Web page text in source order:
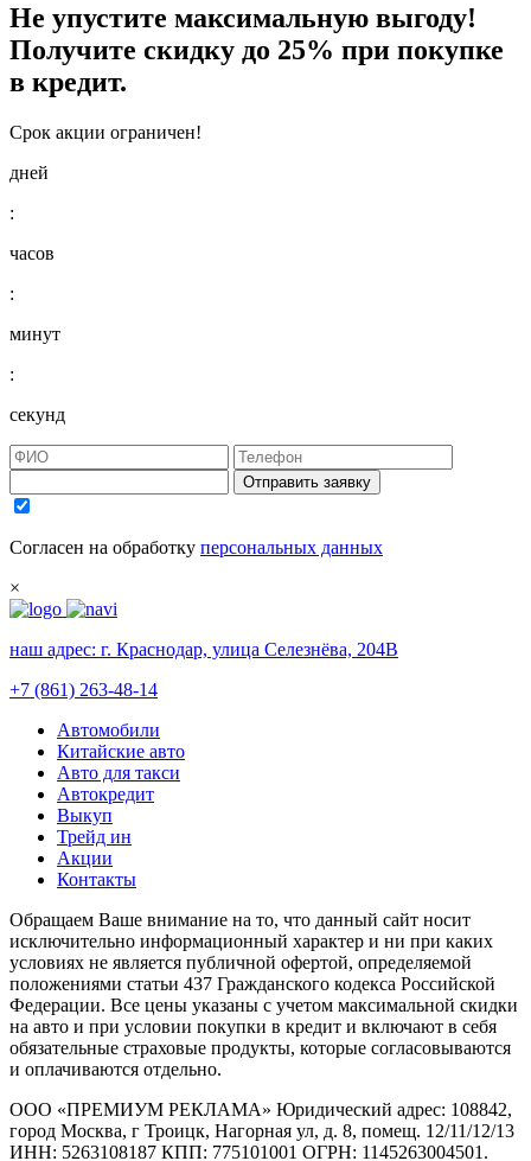
Не упустите максимальную выгоду!
Получите скидку до 25% при покупке
в кредит.
Срок акции ограничен!
дней
:
часов
:
минут
:
секунд
Отправить заявку
Согласен на обработку персональных данных
×
наш адрес: г. Краснодар, улица Селезнёва, 204В
+7 (861) 263-48-14
Автомобили
Китайские авто
Авто для такси
Автокредит
Выкуп
Трейд ин
Акции
Контакты
Обращаем Ваше внимание на то, что данный сайт носит
исключительно информационный характер и ни при каких
условиях не является публичной офертой, определяемой
положениями статьи 437 Гражданского кодекса Российской
Федерации. Все цены указаны с учетом максимальной скидки
на авто и при условии покупки в кредит и включают в себя
обязательные страховые продукты, которые согласовываются
и оплачиваются отдельно.
ООО «ПРЕМИУМ РЕКЛАМА» Юридический адрес: 108842,
город Москва, г Троицк, Нагорная ул, д. 8, помещ. 12/11/12/13
ИНН: 5263108187 КПП: 775101001 ОГРН: 1145263004501.